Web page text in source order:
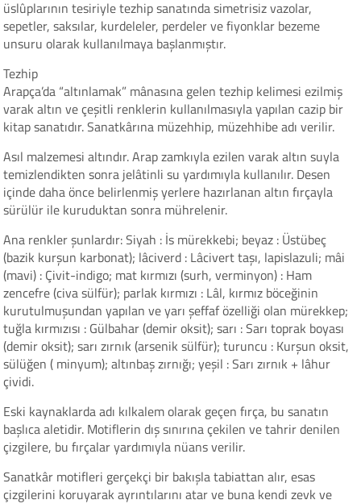
üslûplarının tesiriyle tezhip sanatında simetrisiz vazolar,
sepetler, saksılar, kurdeleler, perdeler ve fiyonklar bezeme
unsuru olarak kullanılmaya başlanmıştır.
Tezhip
Arapça’da “altınlamak” mânasına gelen tezhip kelimesi ezilmiş
varak altın ve çeşitli renklerin kullanılmasıyla yapılan cazip bir
kitap sanatıdır. Sanatkârına müzehhip, müzehhibe adı verilir.
Asıl malzemesi altındır. Arap zamkıyla ezilen varak altın suyla
temizlendikten sonra jelâtinli su yardımıyla kullanılır. Desen
içinde daha önce belirlenmiş yerlere hazırlanan altın fırçayla
sürülür ile kuruduktan sonra mührelenir.
Ana renkler şunlardır: Siyah : İs mürekkebi; beyaz : Üstübeç
(bazik kurşun karbonat); lâciverd : Lâcivert taşı, lapislazuli; mâi
(mavi) : Çivit-indigo; mat kırmızı (surh, verminyon) : Ham
zencefre (civa sülfür); parlak kırmızı : Lâl, kırmız böceğinin
kurutulmuşundan yapılan ve yarı şeffaf özelliği olan mürekkep;
tuğla kırmızısı : Gülbahar (demir oksit); sarı : Sarı toprak boyası
(demir oksit); sarı zırnık (arsenik sülfür); turuncu : Kurşun oksit,
sülüğen ( minyum); altınbaş zırnığı; yeşil : Sarı zırnık + lâhur
çividi.
Eski kaynaklarda adı kılkalem olarak geçen fırça, bu sanatın
başlıca aletidir. Motiflerin dış sınırına çekilen ve tahrir denilen
çizgilere, bu fırçalar yardımıyla nüans verilir.
Sanatkâr motifleri gerçekçi bir bakışla tabiattan alır, esas
çizgilerini koruyarak ayrıntılarını atar ve buna kendi zevk ve